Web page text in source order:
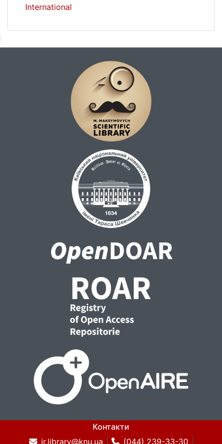
International
Контакти
ir.library@knu.ua
(044) 239-33-30